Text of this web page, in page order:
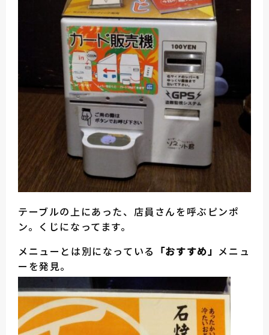
テーブルの上にあった、店員さんを呼ぶピンポ
ン。くじになってます。
メニューとは別になっている 「おすすめ」 メニュ
ーを発見。